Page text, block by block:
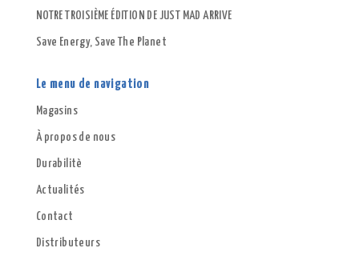
NOTRE TROISIÈME ÉDITION DE JUST MAD ARRIVE
Save Energy, Save The Planet
Le menu de navigation
Magasins
À propos de nous
Durabilitè
Actualités
Contact
Distributeurs